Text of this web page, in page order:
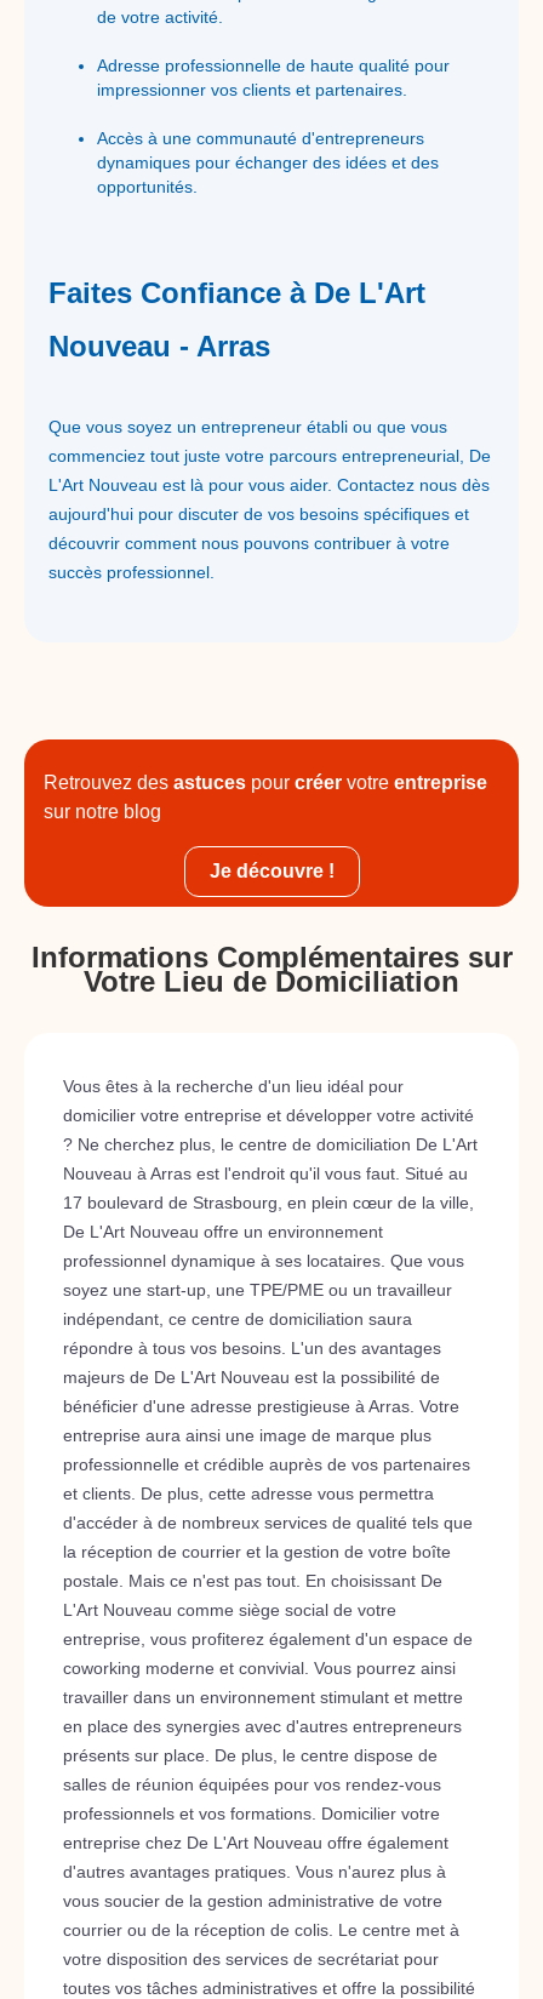
de votre activité.
Adresse professionnelle de haute qualité pour
impressionner vos clients et partenaires.
Accès à une communauté d'entrepreneurs
dynamiques pour échanger des idées et des
opportunités.
Faites Confiance à De L'Art
Nouveau - Arras
Que vous soyez un entrepreneur établi ou que vous
commenciez tout juste votre parcours entrepreneurial, De
L'Art Nouveau est là pour vous aider. Contactez nous dès
aujourd'hui pour discuter de vos besoins spécifiques et
découvrir comment nous pouvons contribuer à votre
succès professionnel.
Retrouvez des astuces pour créer votre entreprise
sur notre blog
Je découvre !
Informations Complémentaires sur
Votre Lieu de Domiciliation
Vous êtes à la recherche d'un lieu idéal pour
domicilier votre entreprise et développer votre activité
? Ne cherchez plus, le centre de domiciliation De L'Art
Nouveau à Arras est l'endroit qu'il vous faut. Situé au
17 boulevard de Strasbourg, en plein cœur de la ville,
De L'Art Nouveau offre un environnement
professionnel dynamique à ses locataires. Que vous
soyez une start-up, une TPE/PME ou un travailleur
indépendant, ce centre de domiciliation saura
répondre à tous vos besoins. L'un des avantages
majeurs de De L'Art Nouveau est la possibilité de
bénéficier d'une adresse prestigieuse à Arras. Votre
entreprise aura ainsi une image de marque plus
professionnelle et crédible auprès de vos partenaires
et clients. De plus, cette adresse vous permettra
d'accéder à de nombreux services de qualité tels que
la réception de courrier et la gestion de votre boîte
postale. Mais ce n'est pas tout. En choisissant De
L'Art Nouveau comme siège social de votre
entreprise, vous profiterez également d'un espace de
coworking moderne et convivial. Vous pourrez ainsi
travailler dans un environnement stimulant et mettre
en place des synergies avec d'autres entrepreneurs
présents sur place. De plus, le centre dispose de
salles de réunion équipées pour vos rendez-vous
professionnels et vos formations. Domicilier votre
entreprise chez De L'Art Nouveau offre également
d'autres avantages pratiques. Vous n'aurez plus à
vous soucier de la gestion administrative de votre
courrier ou de la réception de colis. Le centre met à
votre disposition des services de secrétariat pour
toutes vos tâches administratives et offre la possibilité